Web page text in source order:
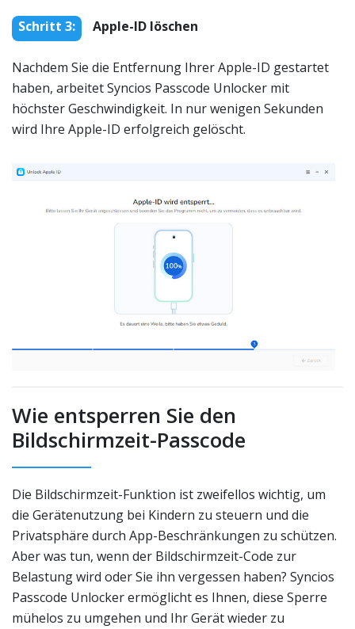
Schritt 3: Apple-ID löschen
Nachdem Sie die Entfernung Ihrer Apple-ID gestartet
haben, arbeitet Syncios Passcode Unlocker mit
höchster Geschwindigkeit. In nur wenigen Sekunden
wird Ihre Apple-ID erfolgreich gelöscht.
Wie entsperren Sie den
Bildschirmzeit-Passcode
Die Bildschirmzeit-Funktion ist zweifellos wichtig, um
die Gerätenutzung bei Kindern zu steuern und die
Privatsphäre durch App-Beschränkungen zu schützen.
Aber was tun, wenn der Bildschirmzeit-Code zur
Belastung wird oder Sie ihn vergessen haben? Syncios
Passcode Unlocker ermöglicht es Ihnen, diese Sperre
mühelos zu umgehen und Ihr Gerät wieder zu